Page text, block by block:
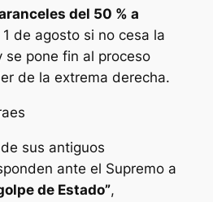
del 50 % a
de agosto si no cesa la
se pone fin al proceso
de la extrema derecha.
sus antiguos
ante el Supremo a
de Estado”,